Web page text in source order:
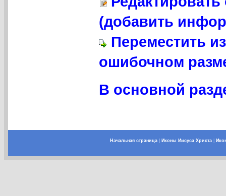
(добавить
Переместить
ошибочном
В основной
Начальная страница| Иконы Иисуса Христа|